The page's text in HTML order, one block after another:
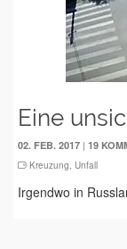
Eine
02. FEB. 2017 | 19
Kreuzung, Unfall
Irgendwo in